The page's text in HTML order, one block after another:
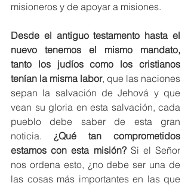
misioneros y de apoyar a misiones.
Desde el antiguo testamento hasta el
nuevo tenemos el mismo mandato,
tanto los judíos como los cristianos
tenían la misma labor, que las naciones
sepan la salvación de Jehová y que
vean su gloria en esta salvación, cada
pueblo debe saber de esta gran
noticia. ¿Qué tan comprometidos
estamos con esta misión? Si el Señor
nos ordena esto, ¿no debe ser una de
las cosas más importantes en las que